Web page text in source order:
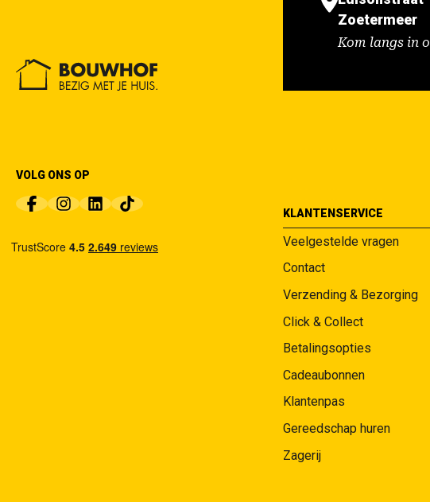
Zoetermeer
Kom langs in
VOLG ONS OP
KLANTENSERVICE
Veelgestelde vragen
Contact
Verzending & Bezorging
Click & Collect
Betalingsopties
Cadeaubonnen
Klantenpas
Gereedschap huren
Zagerij